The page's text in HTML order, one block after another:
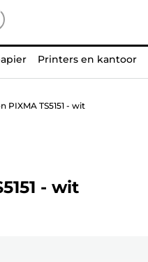
Printers en kantoor
PIXMA TS5151 - wit
- wit